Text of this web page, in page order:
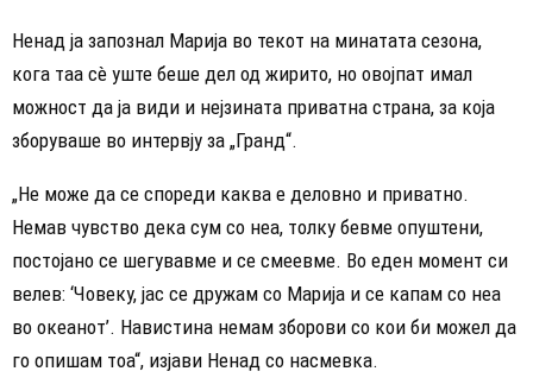
Ненад ја запознал Марија во текот на минатата сезона,
кога таа сè уште беше дел од жирито, но овојпат имал
можност да ја види и нејзината приватна страна, за која
зборуваше во интервју за „Гранд“.
„Не може да се спореди каква е деловно и приватно.
Немав чувство дека сум со неа, толку бевме опуштени,
постојано се шегувавме и се смеевме. Во еден момент си
велев: ‘Човеку, јас се дружам со Марија и се капам со неа
во океанот’. Навистина немам зборови со кои би можел да
го опишам тоа“, изјави Ненад со насмевка.